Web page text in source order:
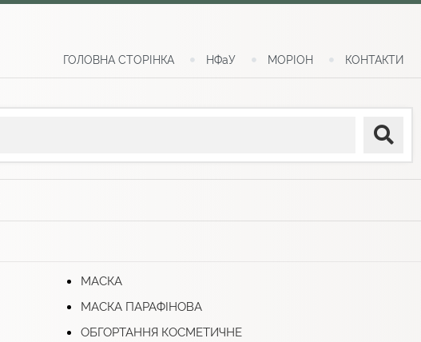
ГОЛОВНА СТОРІНКА НФаУ МОРІОН КОНТАКТИ
МАСКА
МАСКА ПАРАФІНОВА
ОБГОРТАННЯ КОСМЕТИЧНЕ